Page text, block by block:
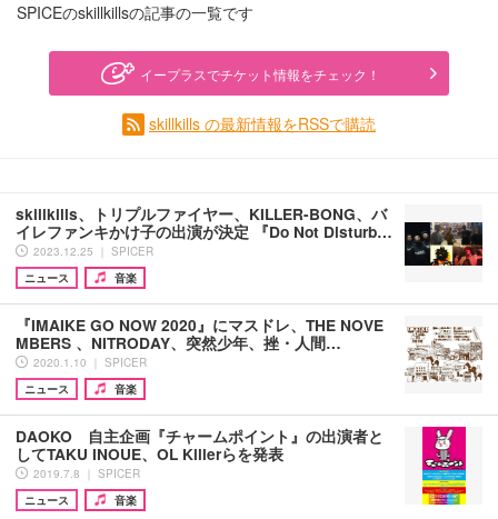
SPICEのskillkillsの記事の一覧です
イープラスでチケット情報をチェック！
skillkills の最新情報をRSSで購読
skillkills、トリプルファイヤー、KILLER-BONG、バ
イレファンキかけ子の出演が決定 『Do Not Disturb…
2023.12.25 ｜ SPICER
ニュース
音楽
『IMAIKE GO NOW 2020』にマスドレ、THE NOVE
MBERS 、NITRODAY、突然少年、挫・人間…
2020.1.10 ｜ SPICER
ニュース
音楽
DAOKO 自主企画『チャームポイント』の出演者と
してTAKU INOUE、OL Killerらを発表
2019.7.8 ｜ SPICER
ニュース
音楽